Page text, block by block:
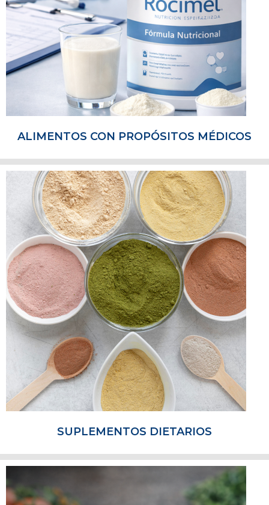
ALIMENTOS CON PROPÓSITOS MÉDICOS
SUPLEMENTOS DIETARIOS